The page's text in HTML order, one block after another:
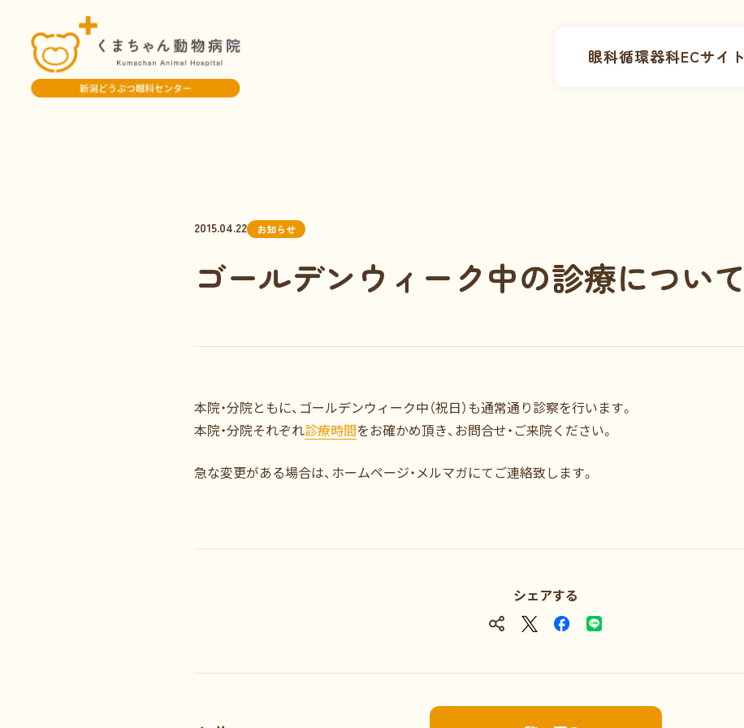
眼科循環器科ECサイト
2015.04.22 お知らせ
ゴールデンウィーク中の診療について
本院・分院ともに、ゴールデンウィーク中（祝日）も通常通り診察を行います。
本院・分院それぞれ診療時間をお確かめ頂き、お問合せ・ご来院ください。
急な変更がある場合は、ホームページ・メルマガにてご連絡致します。
シェアする